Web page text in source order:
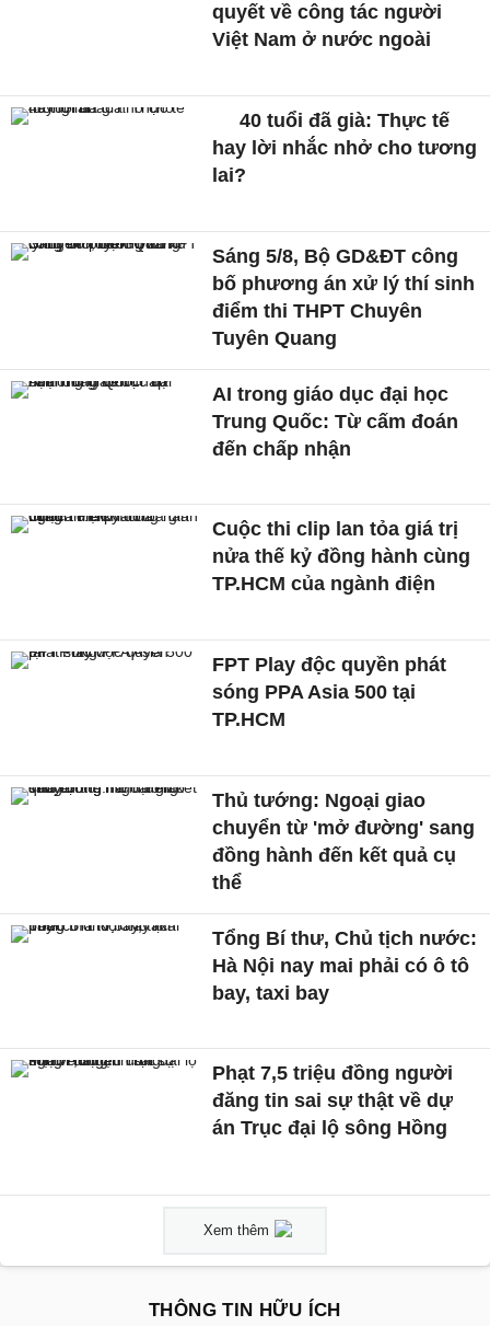
quyết về công tác người
Việt Nam ở nước ngoài
40 tuổi đã già: Thực tế
hay lời nhắc nhở cho tương
lai?
Sáng 5/8, Bộ GD&ĐT công
bố phương án xử lý thí sinh
điểm thi THPT Chuyên
Tuyên Quang
AI trong giáo dục đại học
Trung Quốc: Từ cấm đoán
đến chấp nhận
Cuộc thi clip lan tỏa giá trị
nửa thế kỷ đồng hành cùng
TP.HCM của ngành điện
FPT Play độc quyền phát
sóng PPA Asia 500 tại
TP.HCM
Thủ tướng: Ngoại giao
chuyển từ 'mở đường' sang
đồng hành đến kết quả cụ
thể
Tổng Bí thư, Chủ tịch nước:
Hà Nội nay mai phải có ô tô
bay, taxi bay
Phạt 7,5 triệu đồng người
đăng tin sai sự thật về dự
án Trục đại lộ sông Hồng
Xem thêm
THÔNG TIN HỮU ÍCH